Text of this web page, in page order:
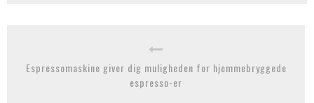
Espressomaskine giver dig muligheden for hjemmebryggede
espresso-er